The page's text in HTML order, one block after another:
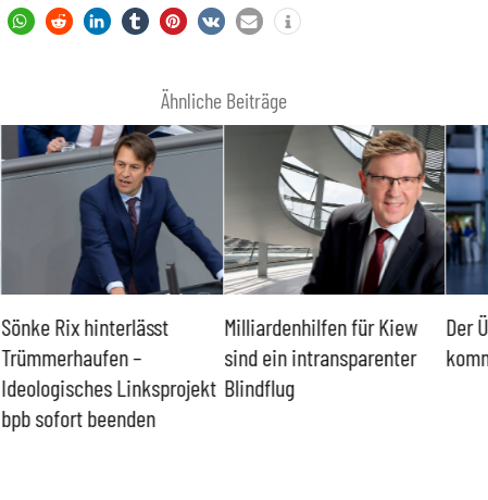
Ähnliche Beiträge
Sönke Rix hinterlässt
Trümmerhaufen –
Ideologisches Linksprojekt
bpb sofort beenden
Milliardenhilfen für Kiew
sind ein intransparenter
Blindflug
Der